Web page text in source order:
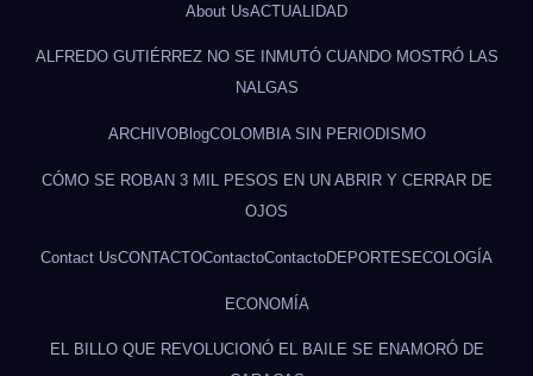
About UsACTUALIDAD
ALFREDO GUTIÉRREZ NO SE INMUTÓ CUANDO MOSTRÓ LAS
NALGAS
ARCHIVOBlogCOLOMBIA SIN PERIODISMO
CÓMO SE ROBAN 3 MIL PESOS EN UN ABRIR Y CERRAR DE
OJOS
Contact UsCONTACTOContactoContactoDEPORTESECOLOGÍA
ECONOMÍA
EL BILLO QUE REVOLUCIONÓ EL BAILE SE ENAMORÓ DE